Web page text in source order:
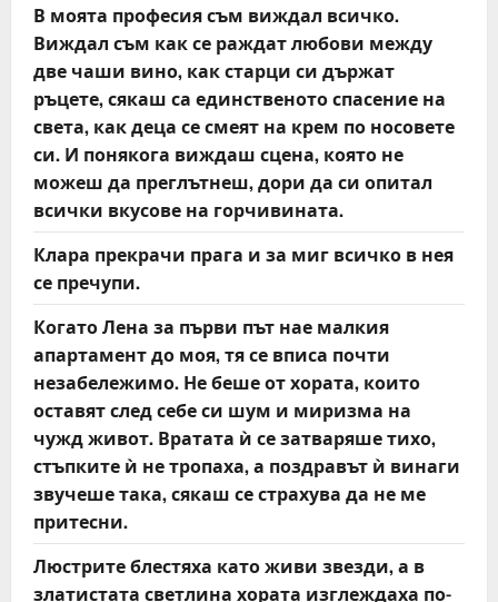
В моята професия съм виждал всичко.
Виждал съм как се раждат любови между
две чаши вино, как старци си държат
ръцете, сякаш са единственото спасение на
света, как деца се смеят на крем по носовете
си. И понякога виждаш сцена, която не
можеш да преглътнеш, дори да си опитал
всички вкусове на горчивината.
Клара прекрачи прага и за миг всичко в нея
се пречупи.
Когато Лена за първи път нае малкия
апартамент до моя, тя се вписа почти
незабележимо. Не беше от хората, които
оставят след себе си шум и миризма на
чужд живот. Вратата ѝ се затваряше тихо,
стъпките ѝ не тропаха, а поздравът ѝ винаги
звучеше така, сякаш се страхува да не ме
притесни.
Люстрите блестяха като живи звезди, а в
златистата светлина хората изглеждаха по-